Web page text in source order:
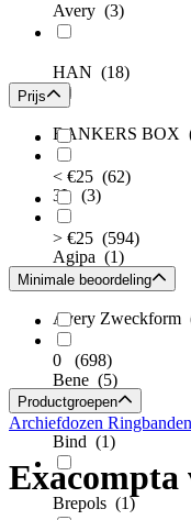
Avery (3)
HAN (18)
BANKERS BOX
3L (3)
Agipa (1)
Avery Zweckform
Bene (5)
Bind (1)
Brepols (1)
Prijs
< €25 (62)
> €25 (594)
Minimale beoordeling
0 (698)
Productgroepen
Archiefdozen Ringbanden